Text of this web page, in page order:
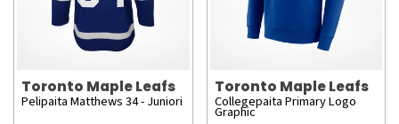
Toronto Maple Leafs
Pelipaita Matthews 34 - Juniori
Toronto Maple Leafs
Collegepaita Primary Logo
Graphic